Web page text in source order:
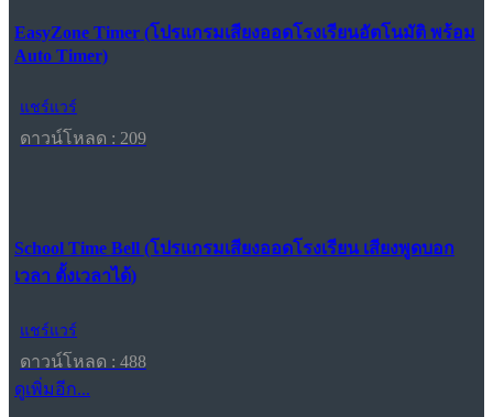
EasyZone Timer (โปรแกรมเสียงออดโรงเรียนอัตโนมัติ พร้อม
Auto Timer)
แชร์แวร์
ดาวน์โหลด : 209
School Time Bell (โปรแกรมเสียงออดโรงเรียน เสียงพูดบอก
เวลา ตั้งเวลาได้)
แชร์แวร์
ดาวน์โหลด : 488
ดูเพิ่มอีก...